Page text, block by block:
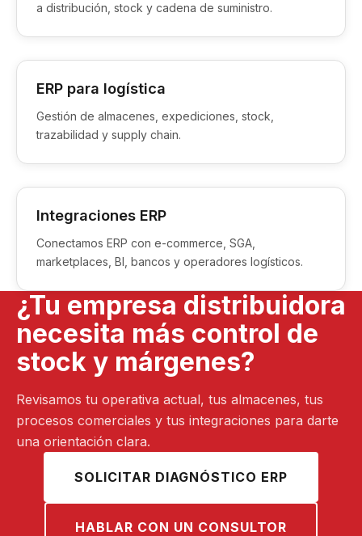
a distribución, stock y cadena de suministro.
ERP para logística
Gestión de almacenes, expediciones, stock,
trazabilidad y supply chain.
Integraciones ERP
Conectamos ERP con e-commerce, SGA,
marketplaces, BI, bancos y operadores logísticos.
¿Tu empresa distribuidora
necesita más control de
stock y márgenes?
Revisamos tu operativa actual, tus almacenes, tus
procesos comerciales y tus integraciones para darte
una orientación clara.
SOLICITAR DIAGNÓSTICO ERP
HABLAR CON UN CONSULTOR